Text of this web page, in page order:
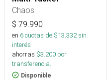
Chaos
$ 79.990
en 6cuotas de $13.332sin
interés
ahorras $3.200 por
transferencia.
Disponible